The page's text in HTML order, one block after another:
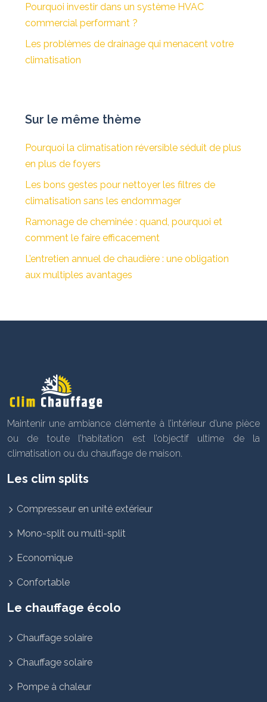
Pourquoi investir dans un système HVAC
commercial performant ?
Les problèmes de drainage qui menacent votre
climatisation
Sur le même thème
Pourquoi la climatisation réversible séduit de plus
en plus de foyers
Les bons gestes pour nettoyer les filtres de
climatisation sans les endommager
Ramonage de cheminée : quand, pourquoi et
comment le faire efficacement
L’entretien annuel de chaudière : une obligation
aux multiples avantages
Maintenir une ambiance clémente à l’intérieur d’une pièce
ou de toute l’habitation est l’objectif ultime de la
climatisation ou du chauffage de maison.
Les clim splits
Compresseur en unité extérieur
Mono-split ou multi-split
Economique
Confortable
Le chauffage écolo
Chauffage solaire
Chauffage solaire
Pompe à chaleur